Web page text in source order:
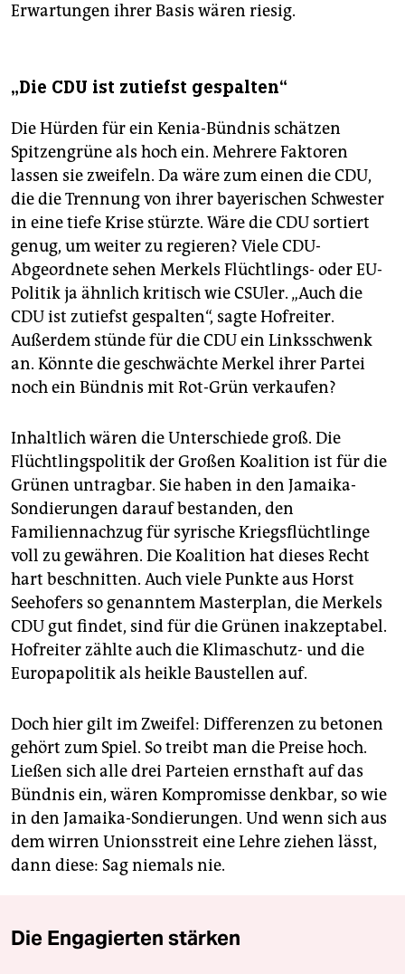
Erwartungen ihrer Basis wären riesig.
„Die CDU ist zutiefst gespalten“
Die Hürden für ein Kenia-Bündnis schätzen
Spitzengrüne als hoch ein. Mehrere Faktoren
lassen sie zweifeln. Da wäre zum einen die CDU,
die die Trennung von ihrer bayerischen Schwester
in eine tiefe Krise stürzte. Wäre die CDU sortiert
genug, um weiter zu regieren? Viele CDU-
Abgeordnete sehen Merkels Flüchtlings- oder EU-
Politik ja ähnlich kritisch wie CSUler. „Auch die
CDU ist zutiefst gespalten“, sagte Hofreiter.
Außerdem stünde für die CDU ein Linksschwenk
an. Könnte die geschwächte Merkel ihrer Partei
noch ein Bündnis mit Rot-Grün verkaufen?
Inhaltlich wären die Unterschiede groß. Die
Flüchtlingspolitik der Großen Koalition ist für die
Grünen untragbar. Sie haben in den Jamaika-
Sondierungen darauf bestanden, den
Familiennachzug für syrische Kriegsflüchtlinge
voll zu gewähren. Die Koalition hat dieses Recht
hart beschnitten. Auch viele Punkte aus Horst
Seehofers so genanntem Masterplan, die Merkels
CDU gut findet, sind für die Grünen inakzeptabel.
Hofreiter zählte auch die Klimaschutz- und die
Europapolitik als heikle Baustellen auf.
Doch hier gilt im Zweifel: Differenzen zu betonen
gehört zum Spiel. So treibt man die Preise hoch.
Ließen sich alle drei Parteien ernsthaft auf das
Bündnis ein, wären Kompromisse denkbar, so wie
in den Jamaika-Sondierungen. Und wenn sich aus
dem wirren Unionsstreit eine Lehre ziehen lässt,
dann diese: Sag niemals nie.
Die Engagierten stärken